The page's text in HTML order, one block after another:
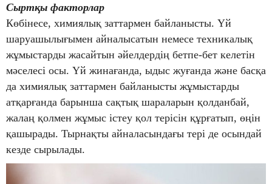
Сыртқы факторлар
Көбінесе, химиялық заттармен байланысты. Үй
шаруашылығымен айналысатын немесе техникалық
жұмыстарды жасайтын әйелдердің бетпе-бет келетін
мәселесі осы. Үй жинағанда, ыдыс жуғанда және басқа
да химиялық заттармен байланысты жұмыстарды
атқарғанда барынша сақтық шараларын қолданбай,
жалаң қолмен жұмыс істеу қол терісін құрғатып, өңін
қашырады. Тырнақты айналасындағы тері де осындай
кезде сырылады.